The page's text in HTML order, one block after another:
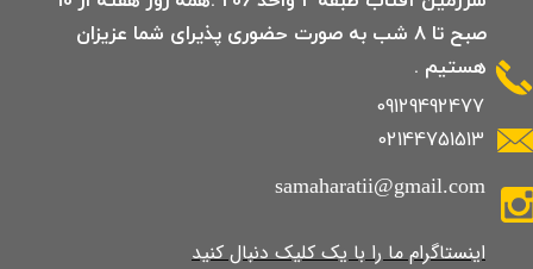
09129492477
02144751513
صبح تا 8 شب به صورت حضوری پذیرای شما عزیزان
هستیم .
samaharatii@gmail.com
​​​​​​​​​اینستاگرام ما را با یک کلیک دنبال کنید